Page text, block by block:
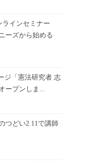
ラインセミナー
ーズから始める
ジ「憲法研究者 志
ープンしま...
つどい2.11で講師